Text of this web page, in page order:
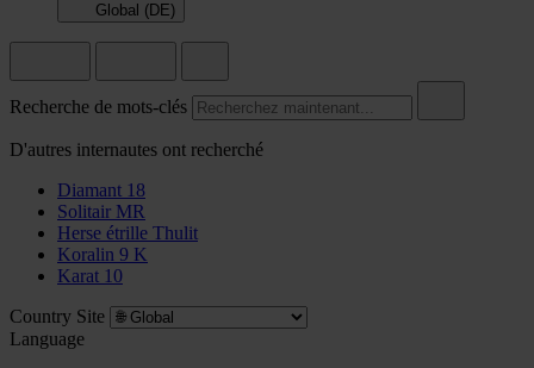
Global (DE)
Recherche de mots-clés
D'autres internautes ont recherché
Diamant 18
Solitair MR
Herse étrille Thulit
Koralin 9 K
Karat 10
Country Site
Language